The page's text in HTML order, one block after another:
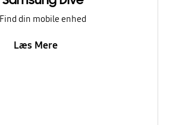
Find din mobile enhed
Læs Mere